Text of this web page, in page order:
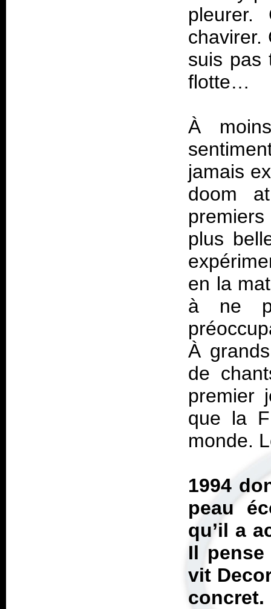
pleurer.
chavirer.
suis pas
flotte…
À
jamais
doom
plus
en la
à ne
À
de
premier
que la
monde.
1994
peau
qu’il a
Il
vit
concret.